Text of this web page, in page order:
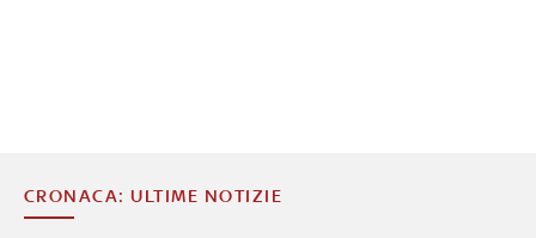
CRONACA: ULTIME NOTIZIE